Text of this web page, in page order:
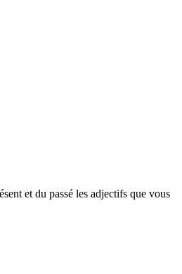
et du passé les adjectifs que vous